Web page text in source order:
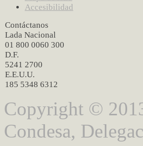
Accesibilidad
Contáctanos
Lada Nacional
01 800 0060 300
D.F.
5241 2700
E.E.U.U.
185 5348 6312
Copyright ©
Condesa,